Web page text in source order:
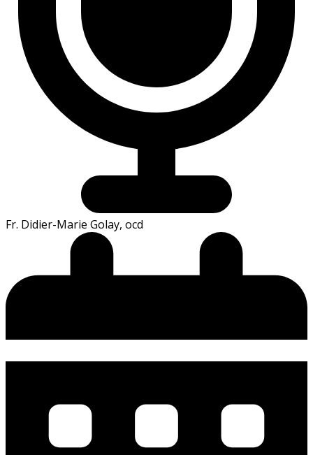
Fr. Didier-Marie Golay, ocd